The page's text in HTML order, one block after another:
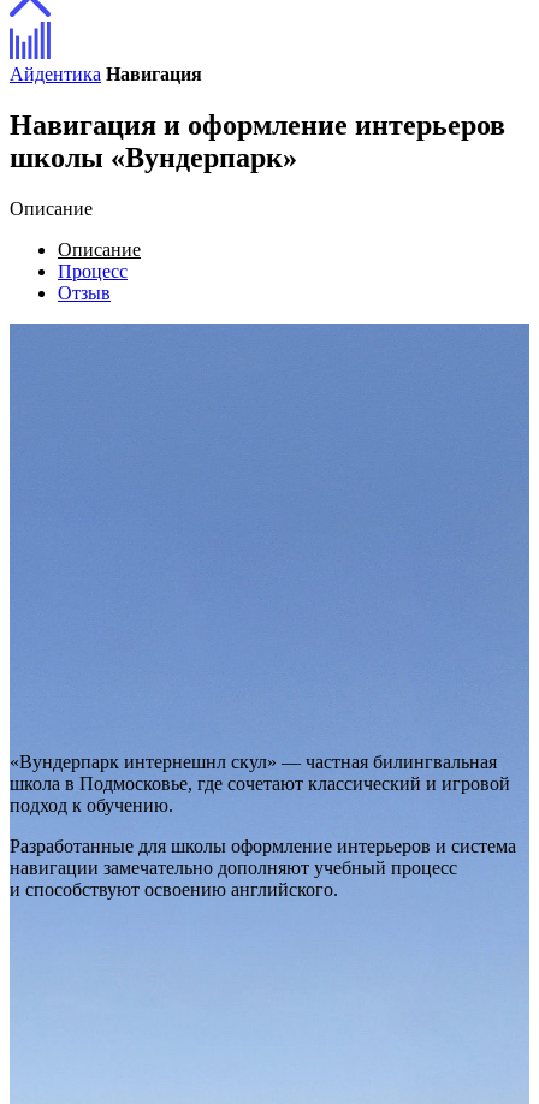
Айдентика Навигация
Навигация и оформление интерьеров
школы «Вундерпарк»
Описание
Описание
Процесс
Отзыв
«Вундерпарк интернешнл скул» — частная билингвальная
школа в Подмосковье, где сочетают классический и игровой
подход к обучению.
Разработанные для школы оформление интерьеров и система
навигации замечательно дополняют учебный процесс
и способствуют освоению английского.